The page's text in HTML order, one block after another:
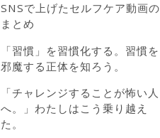
SNSで上げたセルフケア動画の
まとめ
「習慣」を習慣化する。習慣を
邪魔する正体を知ろう。
「チャレンジすることが怖い人
へ。」わたしはこう乗り越え
た。